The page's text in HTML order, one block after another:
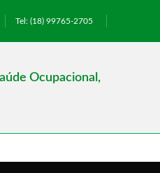
Tel: (18) 99765-2705
Ocupacional,